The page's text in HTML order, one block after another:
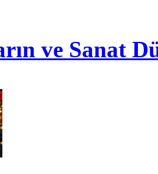
ve Sanat